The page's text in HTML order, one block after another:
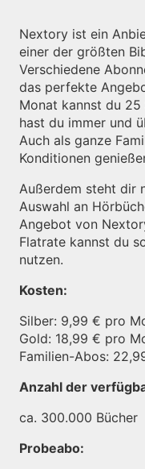
Nextory ist ein
einer der größten
Verschiedene
das perfekte
Monat kannst du 25
hast du immer und
Auch als ganze
Konditionen
Außerdem steht dir
Auswahl an
Angebot von
Flatrate kannst du
nutzen.
Kosten:
Silber: 9,99 € pro
Gold: 18,99 € pro
Familien-Abos:
Anzahl der
ca. 300.000 Bücher
Probeabo: